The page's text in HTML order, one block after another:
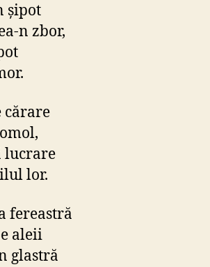
şipot
n zbor,
cărare
lucrare
lor.
fereastră
aleii
glastră